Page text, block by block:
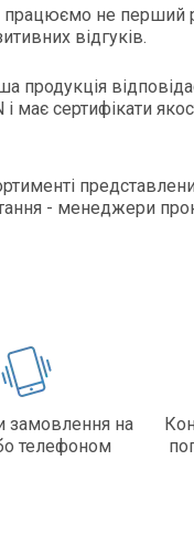
не перший
відгуків.
продукція
і має сертифікати
- менеджери
замовлення на
телефоном